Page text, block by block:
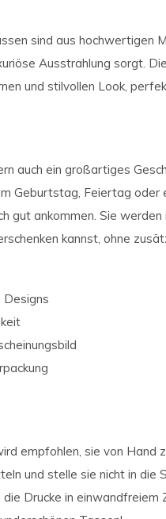
sind aus hochwertigen
Ausstrahlung sorgt.
und stilvollen Look,
auch ein großartiges
Geburtstag, Feiertag oder
gut ankommen. Sie werden
kannst, ohne
empfohlen, sie von Hand
und stelle sie nicht in die
Drucke in einwandfreiem